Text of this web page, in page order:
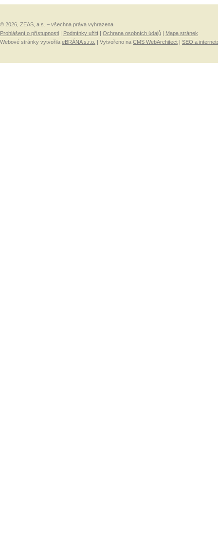
© 2026, ZEAS, a.s. – všechna práva vyhrazena
Prohlášení o přístupnosti
Podmínky užití Ochrana osobních údajů
Mapa stránek
Webové stránky vytvořila eBRÁNA s.r.o. | Vytvořeno na CMS WebArchitect SEO a